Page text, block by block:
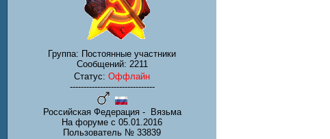
Группа: Постоянные участники
Сообщений: 2211
Статус: Оффлайн
-------------------------------
Российская Федерация - Вязьма
На форуме с 05.01.2016
Пользователь № 33839